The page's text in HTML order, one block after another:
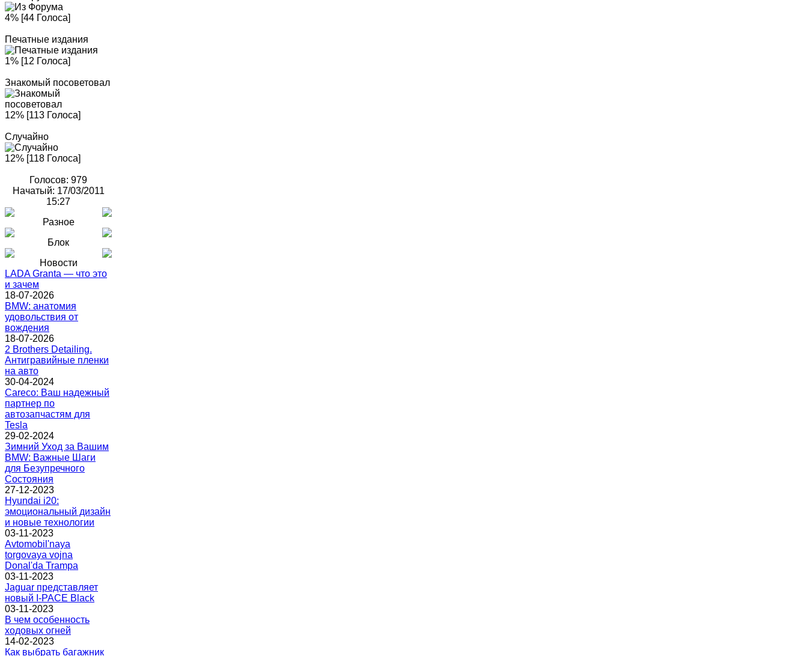
4% [44 Голоса]
Печатные издания
1% [12 Голоса]
Знакомый посоветовал
12% [113 Голоса]
Случайно
12% [118 Голоса]
Голосов: 979
Начатый: 17/03/2011
15:27
Разное
Блок
Новости
LADA Granta — что это
и зачем
18-07-2026
BMW: анатомия
удовольствия от
вождения
18-07-2026
2 Brothers Detailing.
Антигравийные пленки
на авто
30-04-2024
Careco: Ваш надежный
партнер по
автозапчастям для
Tesla
29-02-2024
Зимний Уход за Вашим
BMW: Важные Шаги
для Безупречного
Состояния
27-12-2023
Hyundai i20:
эмоциональный дизайн
и новые технологии
03-11-2023
Avtomobil'naya
torgovaya vojna
Donal'da Trampa
03-11-2023
Jaguar представляет
новый I-PACE Black
03-11-2023
В чем особенность
ходовых огней
14-02-2023
Как выбрать багажник